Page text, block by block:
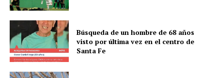
Búsqueda de un hombre de 68 años
visto por última vez en el centro de
Santa Fe